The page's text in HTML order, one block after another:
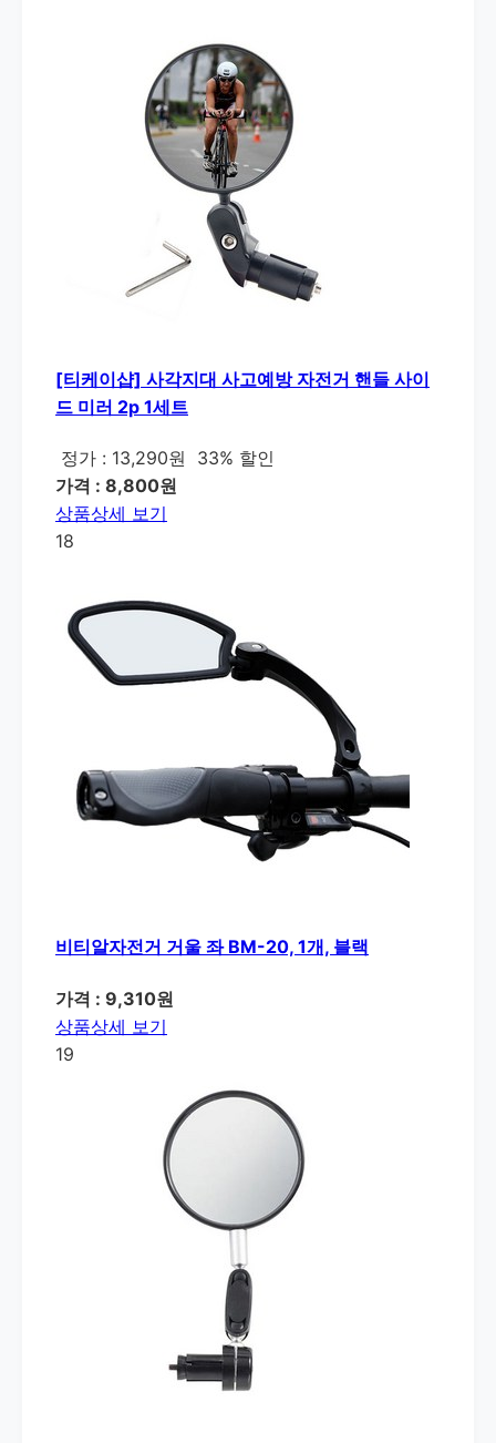
[티케이샵] 사각지대 사고예방 자전거 핸들 사이
드 미러 2p 1세트
정가 : 13,290원
33% 할인
가격 : 8,800원
상품상세 보기
18
비티알자전거 거울 좌 BM-20, 1개, 블랙
가격 : 9,310원
상품상세 보기
19